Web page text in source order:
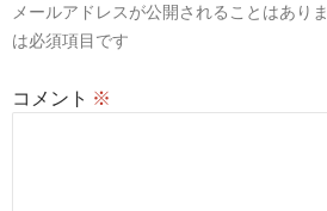
ョ
メールアドレスが公開されることはありま
は必須項目です
コメント ※